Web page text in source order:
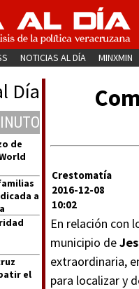
NOTICIAS AL DÍA MINXMIN
Día
de
a
el
Crestomatía
2016-12-08
10:02
En relación con
municipio de
extraordinaria,
para localizar y